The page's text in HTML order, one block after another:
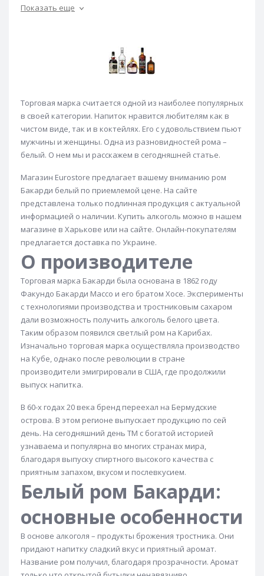
Ром Flor de Cana
Ром Ron Zacapa
Доминиканский ром
Мексиканский ром
Американский ром
Ром из Тринидада и Тобаго
Белый ром
Черный ром Золотой ром
Показать еще
Торговая марка считается одной из наиболее популярных
в своей категории. Напиток нравится любителям как в
чистом виде, так и в коктейлях. Его с удовольствием пьют
мужчины и женщины. Одна из разновидностей рома –
белый. О нем мы и расскажем в сегодняшней статье.
Магазин Eurostore предлагает вашему вниманию ром
Бакарди белый по приемлемой цене. На сайте
представлена только подлинная продукция с актуальной
информацией о наличии. Купить алкоголь можно в нашем
магазине в Харькове или на сайте. Онлайн-покупателям
предлагается доставка по Украине.
О производителе
Торговая марка Бакарди была основана в 1862 году
Факундо Бакарди Массо и его братом Хосе. Эксперименты
с технологиями производства и тростниковым сахаром
дали возможность получить алкоголь белого цвета.
Таким образом появился светлый ром на Карибах.
Изначально торговая марка осуществляла производство
на Кубе, однако после революции в стране
производители эмигрировали в США, где продолжили
выпуск напитка.
В 60-х годах 20 века бренд переехал на Бермудские
острова. В этом регионе выпускает продукцию по сей
день. На сегодняшний день ТМ с богатой историей
узнаваема и популярна во многих странах мира,
благодаря выпуску спиртного высокого качества с
приятным запахом, вкусом и послевкусием.
Белый ром Бакарди:
основные особенности
В основе алкоголя – продукты брожения тростника. Они
придают напитку сладкий вкус и приятный аромат.
Название ром получил, благодаря прозрачности. Аромат